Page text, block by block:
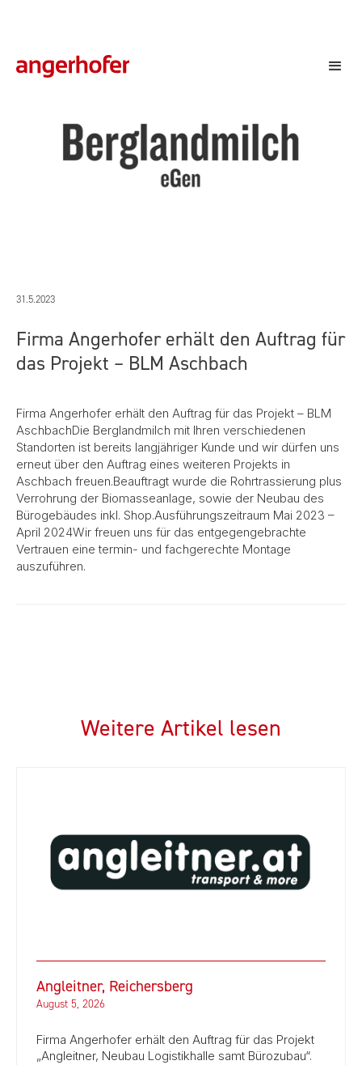
31.5.2023
Firma Angerhofer erhält den Auftrag für
das Projekt – BLM Aschbach
Firma Angerhofer erhält den Auftrag für das Projekt – BLM
AschbachDie Berglandmilch mit Ihren verschiedenen
Standorten ist bereits langjähriger Kunde und wir dürfen uns
erneut über den Auftrag eines weiteren Projekts in
Aschbach freuen.Beauftragt wurde die Rohrtrassierung plus
Verrohrung der Biomasseanlage, sowie der Neubau des
Bürogebäudes inkl. Shop.Ausführungszeitraum Mai 2023 –
April 2024Wir freuen uns für das entgegengebrachte
Vertrauen eine termin- und fachgerechte Montage
auszuführen.
Weitere Artikel lesen
Angleitner, Reichersberg
August 5, 2026
Firma Angerhofer erhält den Auftrag für das Projekt
„Angleitner, Neubau Logistikhalle samt Bürozubau“.